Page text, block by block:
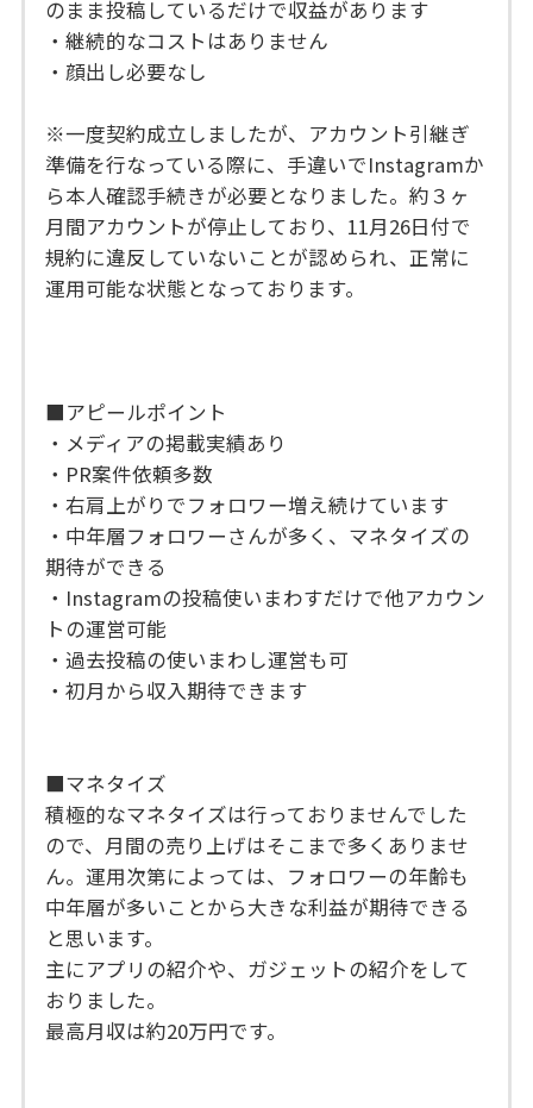
のまま投稿しているだけで収益があります
・継続的なコストはありません
・顔出し必要なし
※一度契約成立しましたが、アカウント引継ぎ
準備を行なっている際に、手違いでInstagramか
ら本人確認手続きが必要となりました。約３ヶ
月間アカウントが停止しており、11月26日付で
規約に違反していないことが認められ、正常に
運用可能な状態となっております。
■アピールポイント
・メディアの掲載実績あり
・PR案件依頼多数
・右肩上がりでフォロワー増え続けています
・中年層フォロワーさんが多く、マネタイズの
期待ができる
・Instagramの投稿使いまわすだけで他アカウン
トの運営可能
・過去投稿の使いまわし運営も可
・初月から収入期待できます
■マネタイズ
積極的なマネタイズは行っておりませんでした
ので、月間の売り上げはそこまで多くありませ
ん。運用次第によっては、フォロワーの年齢も
中年層が多いことから大きな利益が期待できる
と思います。
主にアプリの紹介や、ガジェットの紹介をして
おりました。
最高月収は約20万円です。